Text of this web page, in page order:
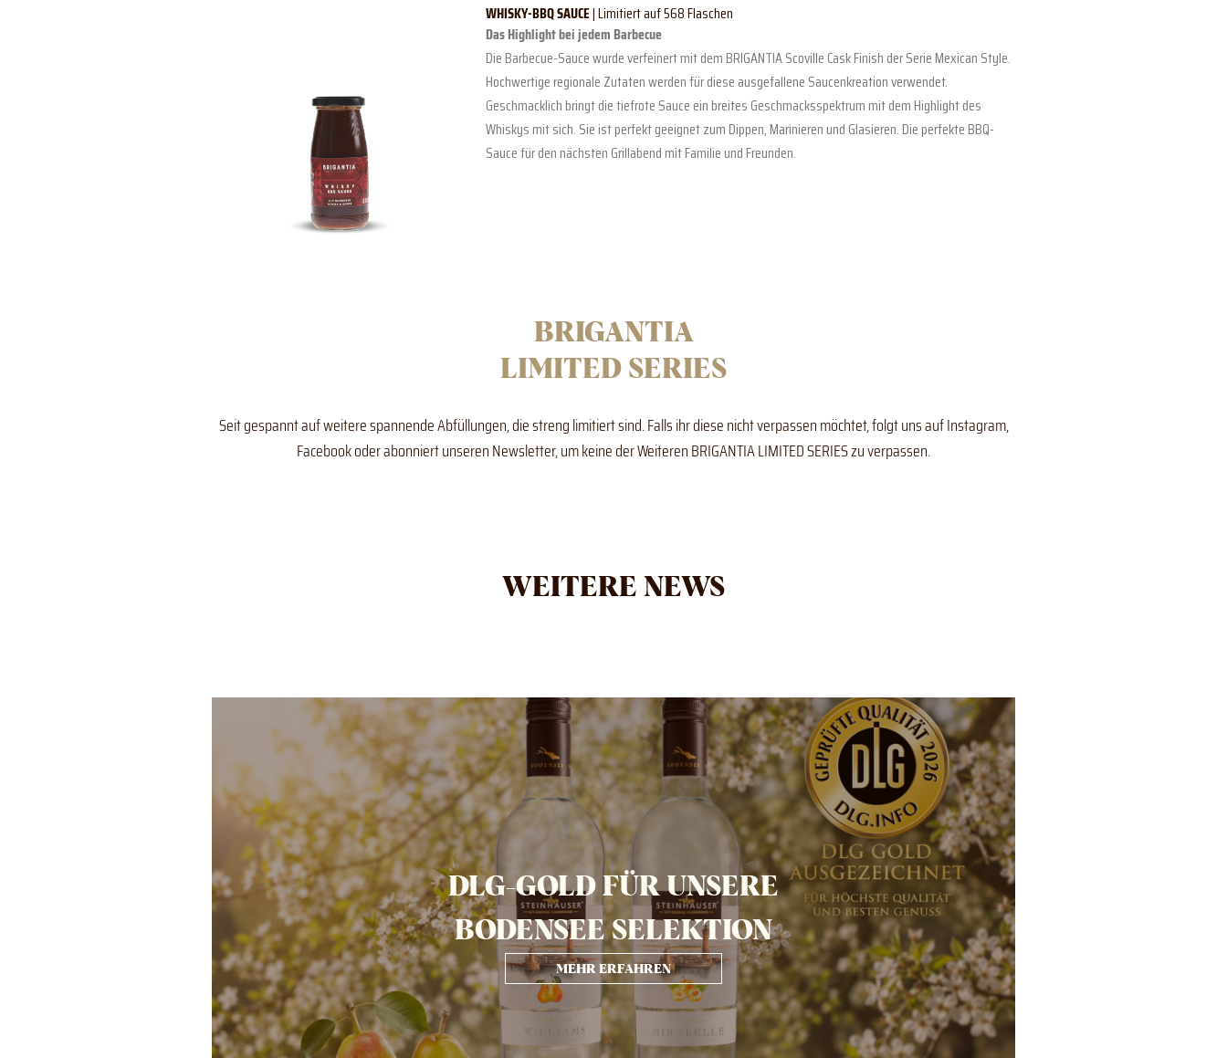
WHISKY-BBQ SAUCE| Limitiert auf 568 Flaschen
Das Highlight bei jedem Barbecue
Die Barbecue-Sauce wurde verfeinert mit dem BRIGANTIA Scoville Cask Finish der Serie Mexican Style.
Hochwertige regionale Zutaten werden für diese ausgefallene Saucenkreation verwendet.
Geschmacklich bringt die tiefrote Sauce ein breites Geschmacksspektrum mit dem Highlight des
Whiskys mit sich. Sie ist perfekt geeignet zum Dippen, Marinieren und Glasieren. Die perfekte BBQ-
Sauce für den nächsten Grillabend mit Familie und Freunden.
BRIGANTIA
LIMITED SERIES
Seit gespannt auf weitere spannende Abfüllungen, die streng limitiert sind. Falls ihr diese nicht verpassen möchtet, folgt uns auf Instagram,
Facebook oder abonniert unseren Newsletter, um keine der Weiteren BRIGANTIA LIMITED SERIES zu verpassen.
WEITERE NEWS
DLG-GOLD FÜR UNSERE
BODENSEE SELEKTION
MEHR ERFAHREN